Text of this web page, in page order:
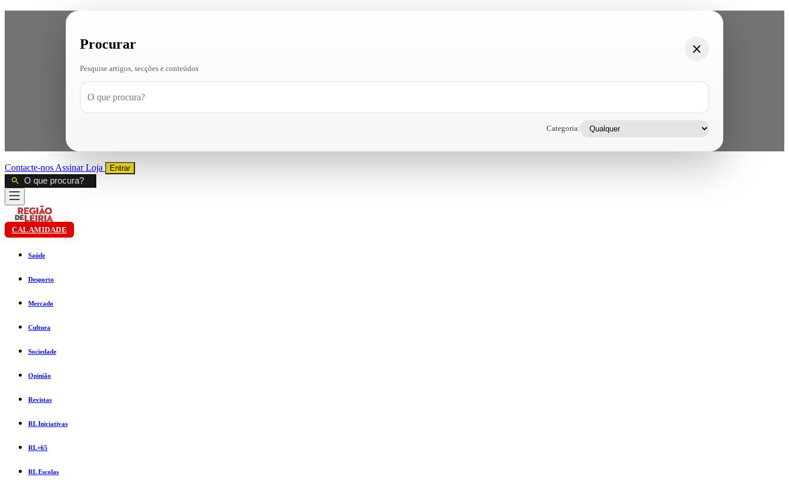
Procurar
Pesquise artigos, secções e conteúdos
Categoria:
Contacte-nos AssinarLoja Entrar
CALAMIDADE
Saúde
Desporto
Mercado
Cultura
Sociedade
Opinião
Revistas
RL Iniciativas
RL+65
RL Escolas